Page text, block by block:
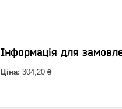
Інформація для
Ціна: 304,20 ₴